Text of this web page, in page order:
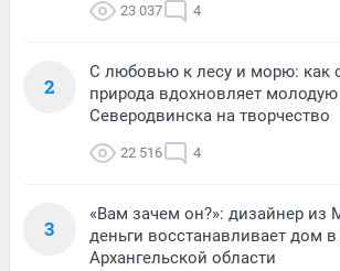
23 037 4
2
С любовью к лесу и морю: как
природа вдохновляет
Северодвинска на творчество
22 516 4
3
«Вам зачем он?»: дизайнер из
деньги восстанавливает дом
Архангельской области